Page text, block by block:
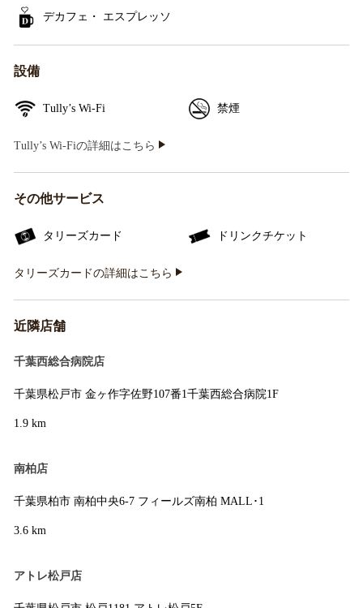
デカフェ・ エスプレッソ
設備
Tully’s Wi-Fi 禁煙
Tully’s Wi-Fiの詳細はこちら
その他サービス
タリーズカード ドリンクチケット
タリーズカードの詳細はこちら
近隣店舗
千葉西総合病院店
千葉県松戸市 金ヶ作字佐野107番1千葉西総合病院1F
1.9 km
南柏店
千葉県柏市 南柏中央6-7 フィールズ南柏 MALL･1
3.6 km
アトレ松戸店